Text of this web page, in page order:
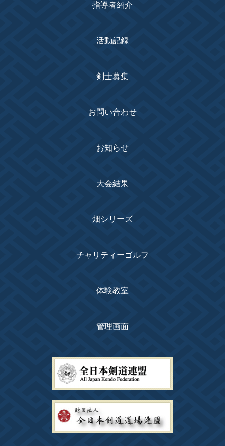
指導者紹介
活動記録
剣士募集
お問い合わせ
お知らせ
大会結果
畑シリーズ
チャリティーゴルフ
体験教室
管理画面